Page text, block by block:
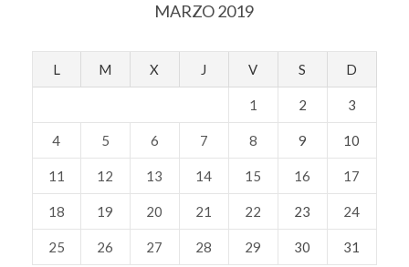
MARZO 2019
L M X J V S D
1 2 3
4 5 6 7 8 9 10
11 12 13 14 15 16 17
18 19 20 21 22 23 24
25 26 27 28 29 30
31